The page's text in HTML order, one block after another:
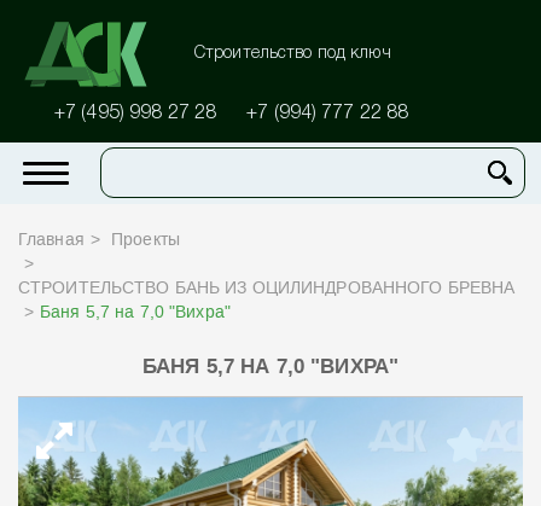
Строительство под ключ
+7 (495) 998 27 28 +7 (994) 777 22 88
Главная Проекты
СТРОИТЕЛЬСТВО БАНЬ ИЗ ОЦИЛИНДРОВАННОГО БРЕВНА
Баня 5,7 на 7,0 "Вихра"
БАНЯ 5,7 НА 7,0 "ВИХРА"